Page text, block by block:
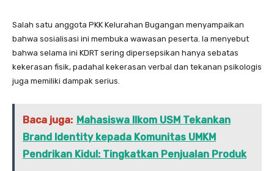
Salah satu anggota PKK Kelurahan Bugangan menyampaikan
bahwa sosialisasi ini membuka wawasan peserta. Ia menyebut
bahwa selama ini KDRT sering dipersepsikan hanya sebatas
kekerasan fisik, padahal kekerasan verbal dan tekanan psikologis
juga memiliki dampak serius.
Baca juga: Mahasiswa Ilkom USM Tekankan
Brand Identity kepada Komunitas UMKM
Pendrikan Kidul: Tingkatkan Penjualan Produk